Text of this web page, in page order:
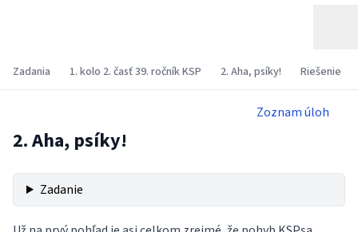
Zadania 1. kolo 2. časť 39. ročník KSP 2. Aha, psíky! Riešenie
Zoznam úloh
2. Aha, psíky!
Zadanie